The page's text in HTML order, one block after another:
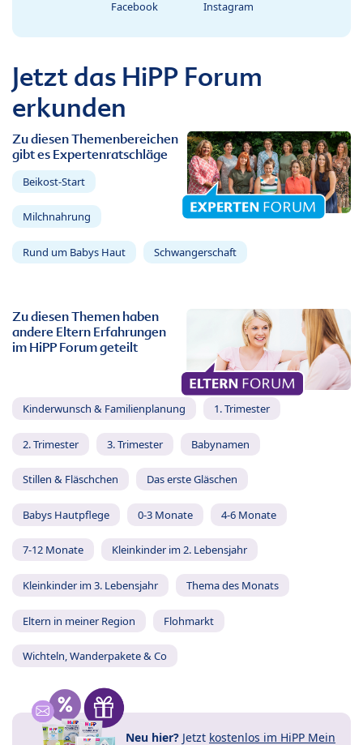
Facebook Instagram
Jetzt das HiPP Forum
erkunden
Zu diesen Themenbereichen
gibt es Expertenratschläge
Beikost-Start
Milchnahrung
Rund um Babys Haut Schwangerschaft
Zu diesen Themen haben
andere Eltern Erfahrungen
im HiPP Forum geteilt
Kinderwunsch & Familienplanung 1. Trimester
2. Trimester 3. Trimester Babynamen
Stillen & Fläschchen Das erste Gläschen
Babys Hautpflege 0-3 Monate 4-6 Monate
7-12 Monate Kleinkinder im 2. Lebensjahr
Kleinkinder im 3. Lebensjahr Thema des Monats
Eltern in meiner Region Flohmarkt
Wichteln, Wanderpakete & Co
Neu hier? Jetzt kostenlos im HiPP Mein